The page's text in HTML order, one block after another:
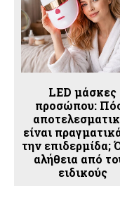
LED μάσκες
προσώπου:
είναι
την επιδερμίδα;
αλήθεια από
ειδικούς